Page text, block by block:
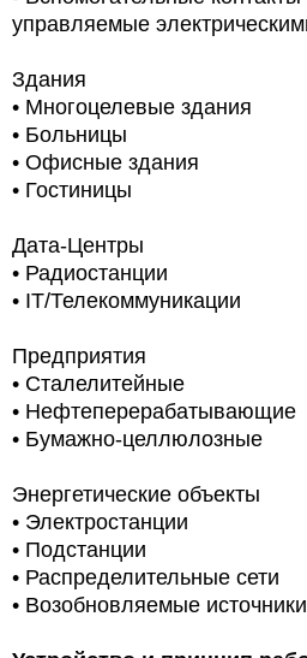
управляемые
Здания
• Многоцелевые здания
• Больницы
• Офисные здания
• Гостиницы
Дата-Центры
• Радиостанции
• IT/Телекоммуникации
Предприятия
• Сталелитейные
• Нефтеперерабатывающие
• Бумажно-целлюлозные
Энергетические объекты
• Электростанции
• Подстанции
• Распределительные сети
• Возобновляемые